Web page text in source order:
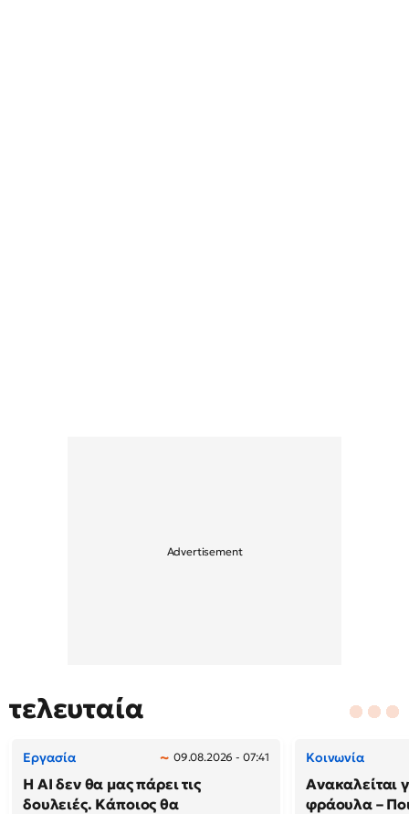
τελευταία
Εργασία 09.08.2026 - 07:41
Η AI δεν θα μας πάρει τις
δουλειές. Κάποιος θα
Κοινωνία
Ανακαλείται
φράουλα –